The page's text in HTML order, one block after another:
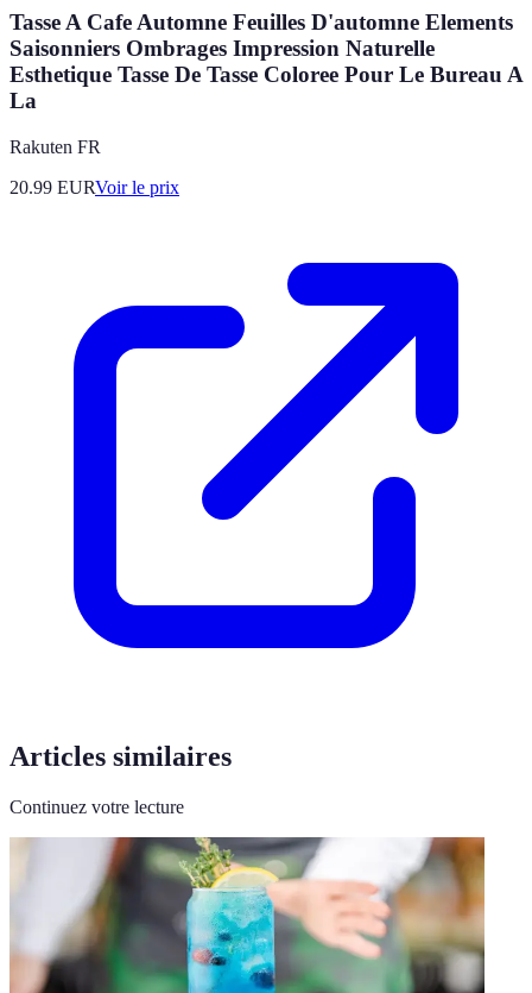
Tasse A Cafe Automne Feuilles D'automne Elements
Saisonniers Ombrages Impression Naturelle
Esthetique Tasse De Tasse Coloree Pour Le Bureau A
La
Rakuten FR
20.99 EURVoir le prix
Articles similaires
Continuez votre lecture